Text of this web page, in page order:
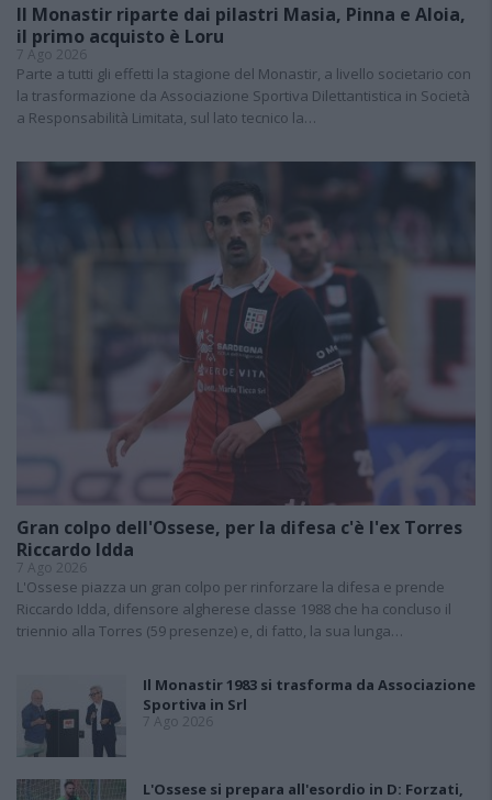
Il Monastir riparte dai pilastri Masia, Pinna e Aloia,
il primo acquisto è Loru
7 Ago 2026
Parte a tutti gli effetti la stagione del Monastir, a livello societario con
la trasformazione da Associazione Sportiva Dilettantistica in Società
a Responsabilità Limitata, sul lato tecnico la…
Gran colpo dell'Ossese, per la difesa c'è l'ex Torres
Riccardo Idda
7 Ago 2026
L'Ossese piazza un gran colpo per rinforzare la difesa e prende
Riccardo Idda, difensore algherese classe 1988 che ha concluso il
triennio alla Torres (59 presenze) e, di fatto, la sua lunga…
Il Monastir 1983 si trasforma da Associazione
Sportiva in Srl
7 Ago 2026
L'Ossese si prepara all'esordio in D: Forzati,